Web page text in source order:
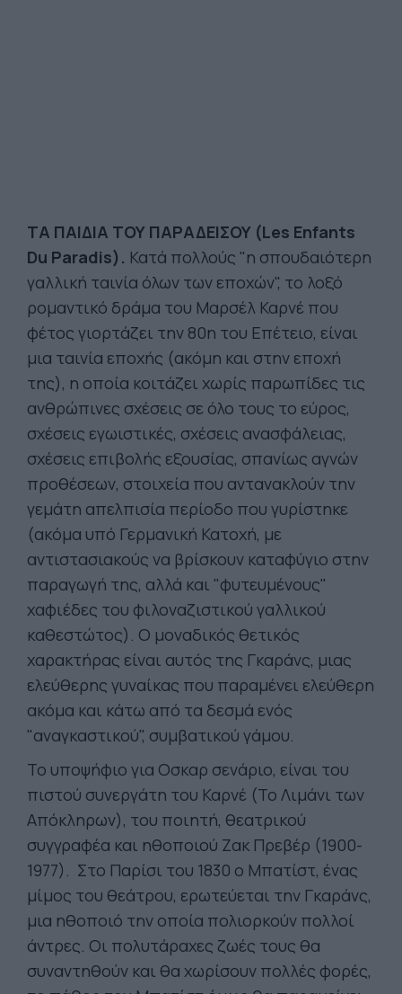
ΤΑ ΠΑΙΔΙΑ ΤΟΥ ΠΑΡΑΔΕΙΣΟΥ (Les Enfants
Du Paradis). Κατά πολλούς "η σπουδαιότερη
γαλλική ταινία όλων των εποχών", το λοξό
ρομαντικό δράμα του Μαρσέλ Καρνέ που
φέτος γιορτάζει την 80η του Επέτειο, είναι
μια ταινία εποχής (ακόμη και στην εποχή
της), η οποία κοιτάζει χωρίς παρωπίδες τις
ανθρώπινες σχέσεις σε όλο τους το εύρος,
σχέσεις εγωιστικές, σχέσεις ανασφάλειας,
σχέσεις επιβολής εξουσίας, σπανίως αγνών
προθέσεων, στοιχεία που αντανακλούν την
γεμάτη απελπισία περίοδο που γυρίστηκε
(ακόμα υπό Γερμανική Κατοχή, με
αντιστασιακούς να βρίσκουν καταφύγιο στην
παραγωγή της, αλλά και "φυτευμένους"
χαφιέδες του φιλοναζιστικού γαλλικού
καθεστώτος). Ο μοναδικός θετικός
χαρακτήρας είναι αυτός της Γκαράνς, μιας
ελεύθερης γυναίκας που παραμένει ελεύθερη
ακόμα και κάτω από τα δεσμά ενός
"αναγκαστικού", συμβατικού γάμου.
Το υποψήφιο για Οσκαρ σενάριο, είναι του
πιστού συνεργάτη του Καρνέ (Το Λιμάνι των
Απόκληρων), του ποιητή, θεατρικού
συγγραφέα και ηθοποιού Ζακ Πρεβέρ (1900-
1977). Στο Παρίσι του 1830 ο Μπατίστ, ένας
μίμος του θεάτρου, ερωτεύεται την Γκαράνς,
μια ηθοποιό την οποία πολιορκούν πολλοί
άντρες. Οι πολυτάραχες ζωές τους θα
συναντηθούν και θα χωρίσουν πολλές φορές,